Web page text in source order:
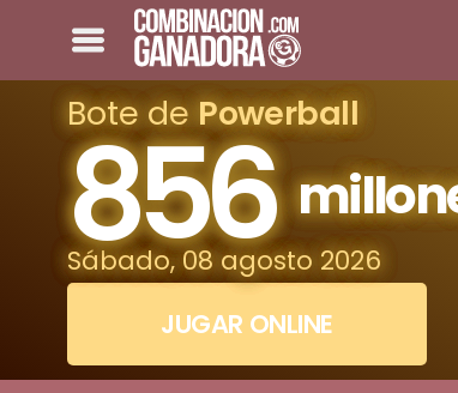
Bote de Powerball
856
Sábado, 08 agosto 2026
JUGAR ONLINE